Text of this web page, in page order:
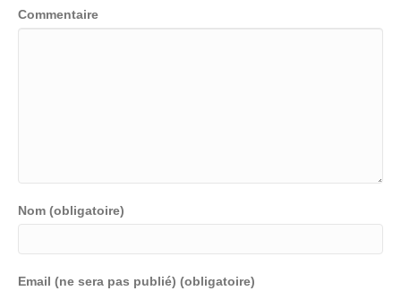
Commentaire
Nom (obligatoire)
Email (ne sera pas publié) (obligatoire)